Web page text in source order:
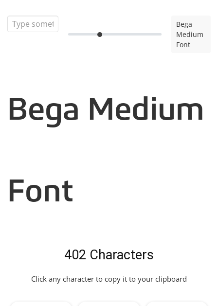
Bega
Medium
Font
Bega Medium
Font
402 Characters
Click any character to copy it to your clipboard